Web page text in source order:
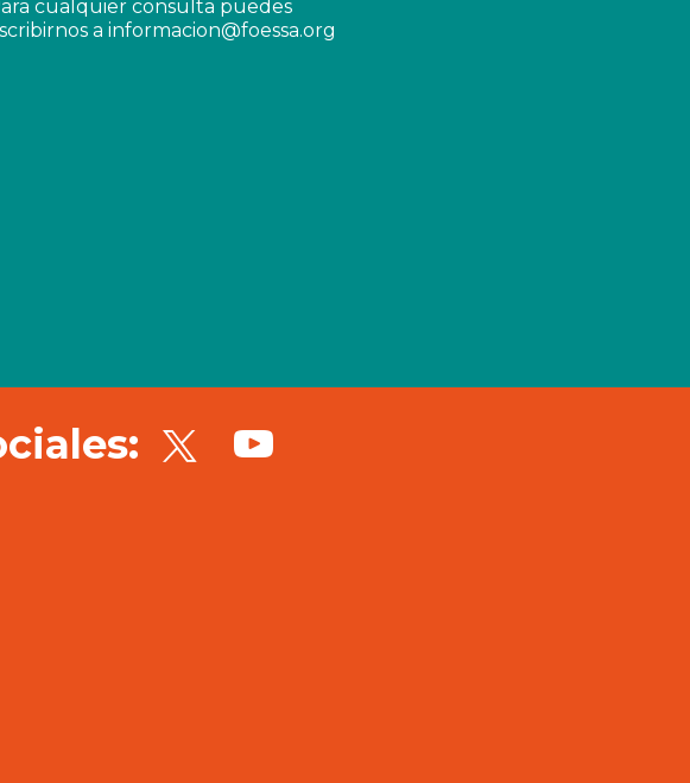
cualquier consulta puedes
a informacion@foessa.org